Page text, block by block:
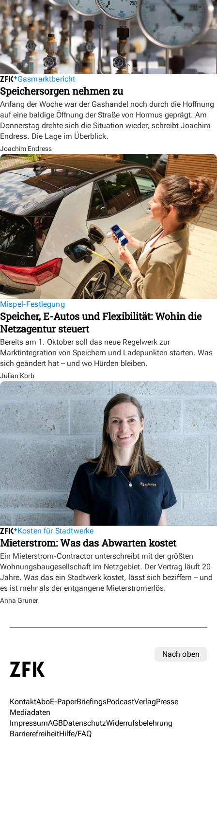
Gasmarktbericht
Speichersorgen nehmen zu
Anfang der Woche war der Gashandel noch durch die Hoffnung
auf eine baldige Öffnung der Straße von Hormus geprägt. Am
Donnerstag drehte sich die Situation wieder, schreibt Joachim
Endress. Die Lage im Überblick.
Joachim Endress
Mispel-Festlegung
Speicher, E-Autos und Flexibilität: Wohin die
Netzagentur steuert
Bereits am 1. Oktober soll das neue Regelwerk zur
Marktintegration von Speichern und Ladepunkten starten. Was
sich geändert hat – und wo Hürden bleiben.
Julian Korb
Kosten für Stadtwerke
Mieterstrom: Was das Abwarten kostet
Ein Mieterstrom-Contractor unterschreibt mit der größten
Wohnungsbaugesellschaft im Netzgebiet. Der Vertrag läuft 20
Jahre. Was das ein Stadtwerk kostet, lässt sich beziffern – und
es ist mehr als der entgangene Mieterstromerlös.
Anna Gruner
Nach oben
KontaktAboE-PaperBriefingsPodcastVerlagPresse
Mediadaten
ImpressumAGBDatenschutzWiderrufsbelehrung
BarrierefreiheitHilfe/FAQ